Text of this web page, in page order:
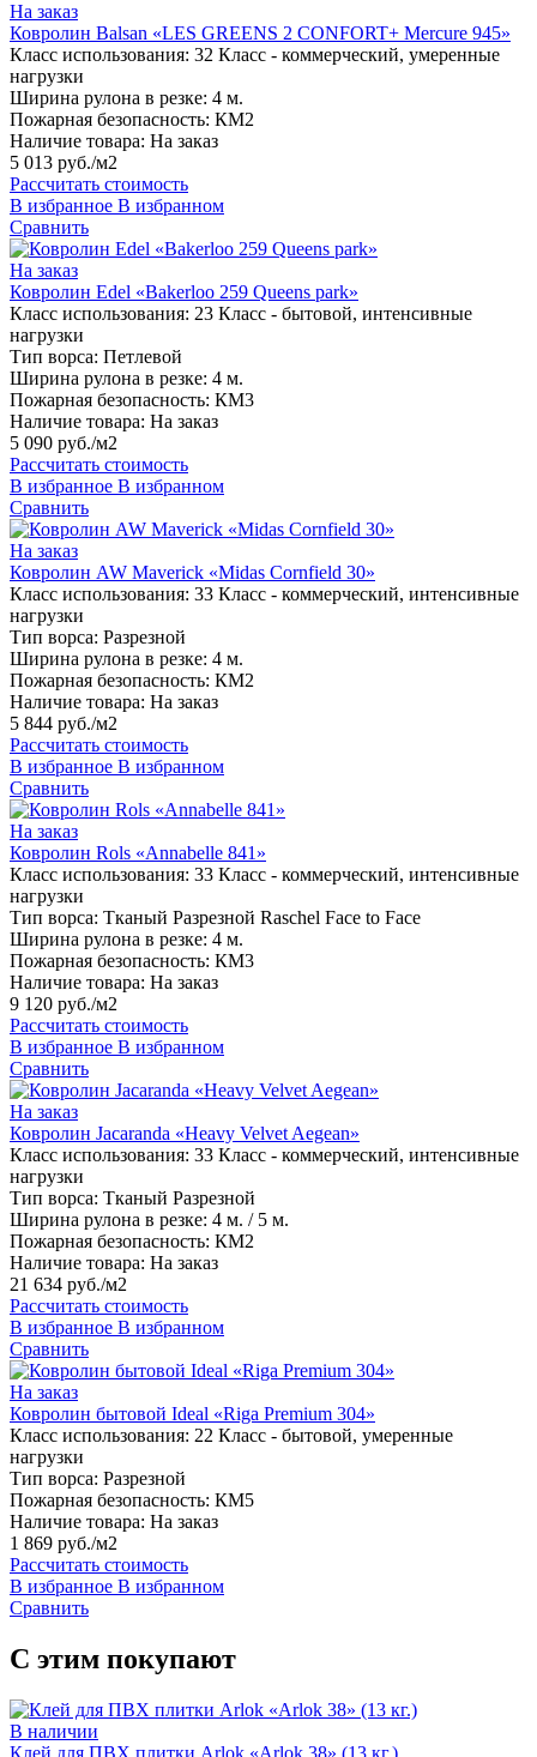
На заказ
Ковролин Balsan «LES GREENS 2 CONFORT+ Mercure 945»
Класс использования: 32 Класс - коммерческий, умеренные
нагрузки
Ширина рулона в резке: 4 м.
Пожарная безопасность: КМ2
Наличие товара: На заказ
5 013 руб./м2
Рассчитать стоимость
В избранное В избранном
Сравнить
На заказ
Ковролин Edel «Bakerloo 259 Queens park»
Класс использования: 23 Класс - бытовой, интенсивные
нагрузки
Тип ворса: Петлевой
Ширина рулона в резке: 4 м.
Пожарная безопасность: КМ3
Наличие товара: На заказ
5 090 руб./м2
Рассчитать стоимость
В избранное В избранном
Сравнить
На заказ
Ковролин AW Maverick «Midas Cornfield 30»
Класс использования: 33 Класс - коммерческий, интенсивные
нагрузки
Тип ворса: Разрезной
Ширина рулона в резке: 4 м.
Пожарная безопасность: КМ2
Наличие товара: На заказ
5 844 руб./м2
Рассчитать стоимость
В избранное В избранном
Сравнить
На заказ
Ковролин Rols «Annabelle 841»
Класс использования: 33 Класс - коммерческий, интенсивные
нагрузки
Тип ворса: Тканый Разрезной Raschel Face to Face
Ширина рулона в резке: 4 м.
Пожарная безопасность: КМ3
Наличие товара: На заказ
9 120 руб./м2
Рассчитать стоимость
В избранное В избранном
Сравнить
На заказ
Ковролин Jacaranda «Heavy Velvet Aegean»
Класс использования: 33 Класс - коммерческий, интенсивные
нагрузки
Тип ворса: Тканый Разрезной
Ширина рулона в резке: 4 м. / 5 м.
Пожарная безопасность: КМ2
Наличие товара: На заказ
21 634 руб./м2
Рассчитать стоимость
В избранное В избранном
Сравнить
На заказ
Ковролин бытовой Ideal «Riga Premium 304»
Класс использования: 22 Класс - бытовой, умеренные
нагрузки
Тип ворса: Разрезной
Пожарная безопасность: КМ5
Наличие товара: На заказ
1 869 руб./м2
Рассчитать стоимость
В избранное В избранном
Сравнить
С этим покупают
В наличии
Клей для ПВХ плитки Arlok «Arlok 38» (13 кг.)